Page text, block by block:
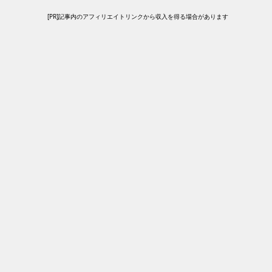
[PR]記事内のアフィリエイトリンクから収入を得る場合があります